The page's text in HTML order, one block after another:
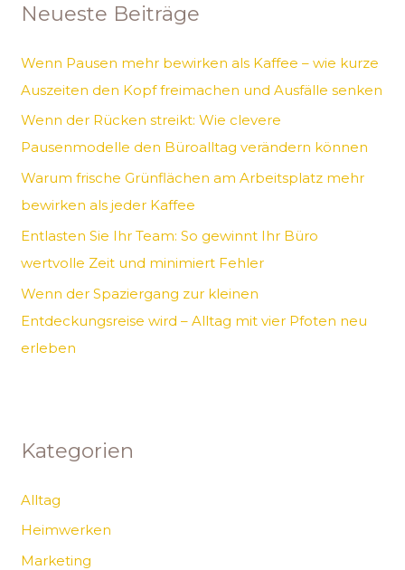
e
n
a
c
h
:
Neueste Beiträge
Wenn Pausen mehr bewirken als Kaffee – wie kurze
Auszeiten den Kopf freimachen und Ausfälle senken
Wenn der Rücken streikt: Wie clevere
Pausenmodelle den Büroalltag verändern können
Warum frische Grünflächen am Arbeitsplatz mehr
bewirken als jeder Kaffee
Entlasten Sie Ihr Team: So gewinnt Ihr Büro
wertvolle Zeit und minimiert Fehler
Wenn der Spaziergang zur kleinen
Entdeckungsreise wird – Alltag mit vier Pfoten neu
erleben
Kategorien
Alltag
Heimwerken
Marketing